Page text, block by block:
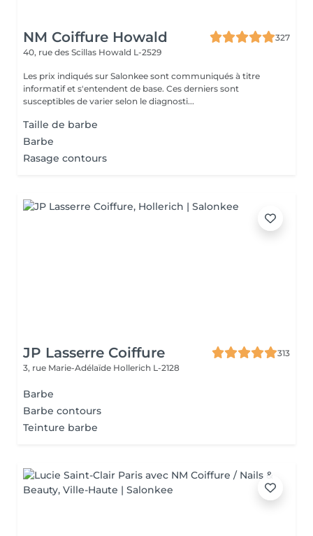
NM Coiffure Howald
327
40, rue des Scillas Howald L-2529
Les prix indiqués sur Salonkee sont communiqués à titre
informatif et s'entendent de base. Ces derniers sont
susceptibles de varier selon le diagnosti...
Taille de barbe
Barbe
Rasage contours
JP Lasserre Coiffure
313
3, rue Marie-Adélaïde Hollerich L-2128
Barbe
Barbe contours
Teinture barbe